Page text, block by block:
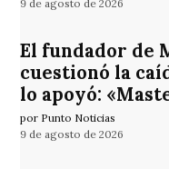
9 de agosto de 2026
El fundador de
cuestionó la
lo apoyó:
por Punto Noticias
9 de agosto de 2026